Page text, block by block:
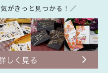
がきっと見つかる！／